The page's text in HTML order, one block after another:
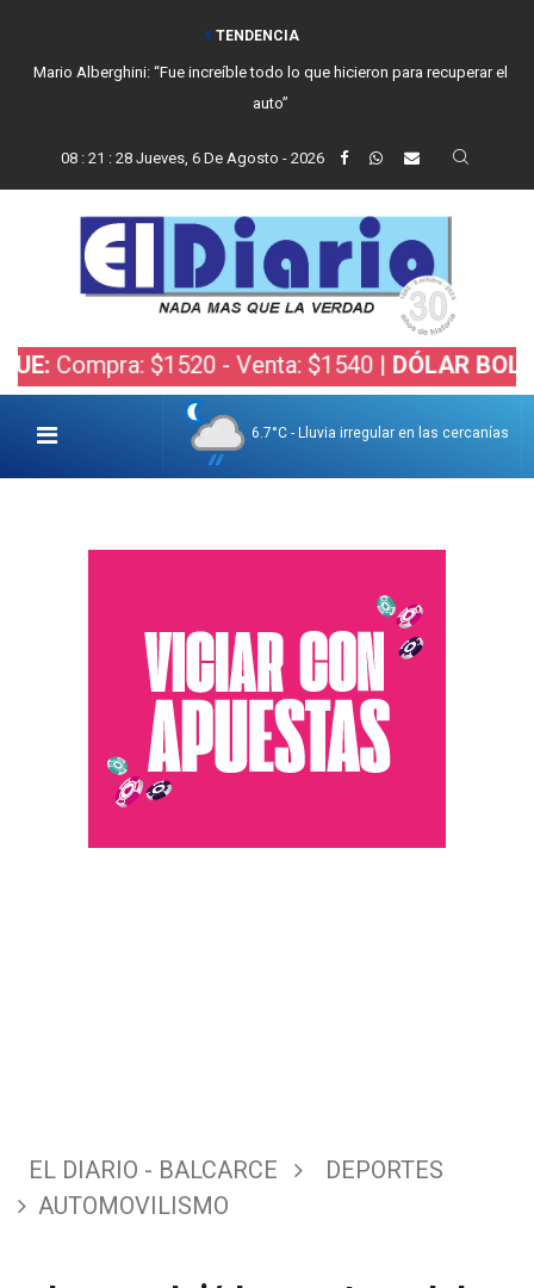
TENDENCIA
Mario Alberghini: “Fue increíble todo lo que hicieron para recuperar el
auto”
08: 21 : 29 Jueves, 6 De Agosto - 2026
$1520 - Venta: $1540 |DÓLAR BOLSA:
6.7°C - Lluvia irregular en las cercanías
EL DIARIO - BALCARCE
DEPORTES
AUTOMOVILISMO